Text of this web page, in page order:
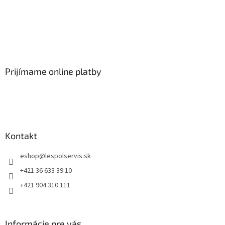
Prijímame online platby
Kontakt
eshop@lespolservis.sk
+421 36 633 39 10
+421 904 310 111